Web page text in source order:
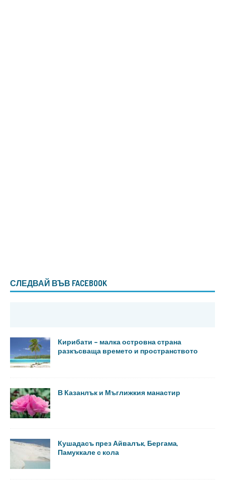
СЛЕДВАЙ ВЪВ FACEBOOK
Кирибати – малка островна страна
разкъсваща времето и пространството
В Казанлък и Мъглижкия манастир
Кушадасъ през Айвалък, Бергама,
Памуккале с кола